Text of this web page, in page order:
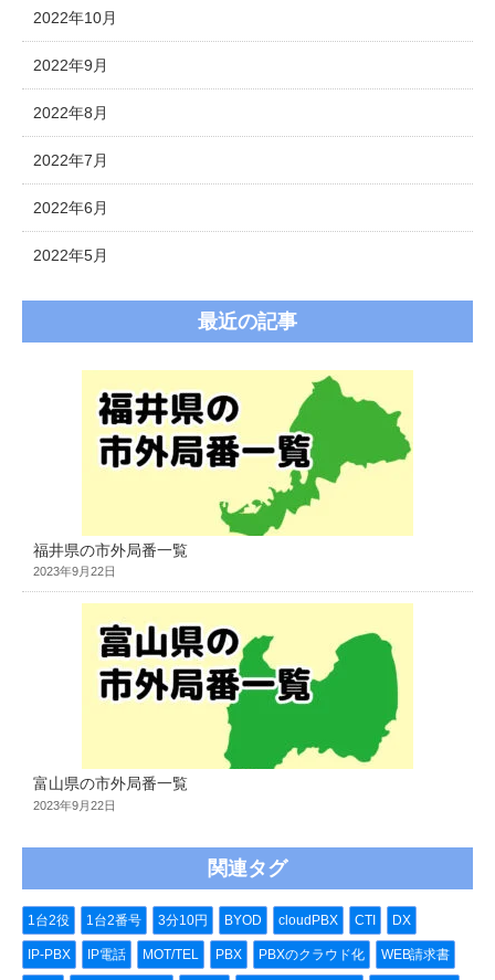
2022年10月
2022年9月
2022年8月
2022年7月
2022年6月
2022年5月
最近の記事
福井県の市外局番一覧
2023年9月22日
富山県の市外局番一覧
2023年9月22日
関連タグ
1台2役 1台2番号 3分10円 BYOD cloudPBX CTI DX
IP-PBX IP電話 MOT/TEL PBX PBXのクラウド化 WEB請求書